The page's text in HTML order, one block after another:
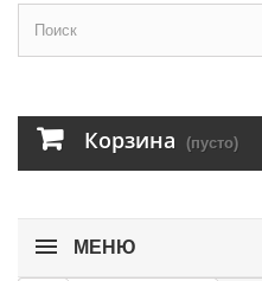
Корзина (пусто)
МЕНЮ